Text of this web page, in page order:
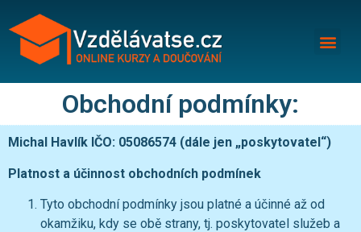
Obchodní podmínky:
Michal Havlík IČO: 05086574 (dále jen „poskytovatel“)
Platnost a účinnost obchodních podmínek
Tyto obchodní podmínky jsou platné a účinné až od
okamžiku, kdy se obě strany, tj. poskytovatel služeb a